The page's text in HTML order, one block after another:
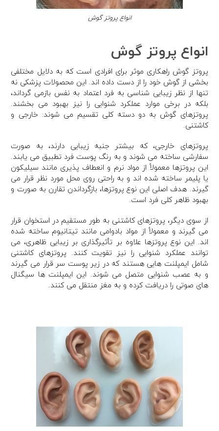
انواع پروتز گوش
انواع پروتز گوش
پروتز گوش راهکاری موثر برای افرادی است که به دلایل مختلفی
بخشی از گوش خود را از دست داده اند. این محصولات پزشکی نه
تنها از نظر زیبایی شناسی به فرد اعتماد به نفس بازمی گرداند،
بلکه در برخی موارد عملکرد شنوایی را نیز بهبود می بخشند.
پروتزهای گوش به دو دسته کلی تقسیم می شوند: خارجی و
کاشتنی.
پروتزهای خارجی، که بیشتر جنبه زیبایی دارند، به صورت
سفارشی ساخته می شوند و به رنگ پوست فرد تطبیق می یابند.
این پروتزها معمولاً از مواد نرم و انعطاف پذیری مانند سیلیکون
یا پلیمر ساخته شده اند و به راحتی روی محل مورد نظر قرار می
گیرند. هدف اصلی این نوع پروتزها، بازگرداندن تقارن به صورت و
بهبود ظاهر کلی فرد است.
از سوی دیگر، پروتزهای کاشتنی به طور مستقیم در استخوان قرار
می گیرند و معمولاً از مواد بادوامی مانند تیتانیوم ساخته شده
اند. این نوع پروتزها علاوه بر تأثیرگذاری بر زیبایی ظاهری، می
توانند عملکرد شنوایی را نیز تقویت کنند. پروتزهای کاشتنی
شامل ایمپلنت هایی هستند که در زیر پوست سر قرار می گیرند
و به عصب شنوایی متصل می شوند. این ایمپلنت ها سیگنال
های صوتی را دریافت کرده و به مغز منتقل می کنند.